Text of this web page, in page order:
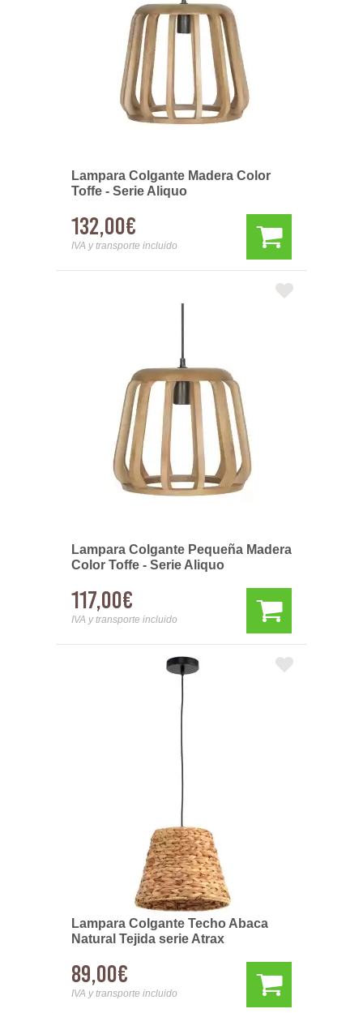
Lampara Colgante Madera Color
Toffe - Serie Aliquo
132,00€
IVA y transporte incluido
Lampara Colgante Pequeña Madera
Color Toffe - Serie Aliquo
117,00€
IVA y transporte incluido
Lampara Colgante Techo Abaca
Natural Tejida serie Atrax
89,00€
IVA y transporte incluido